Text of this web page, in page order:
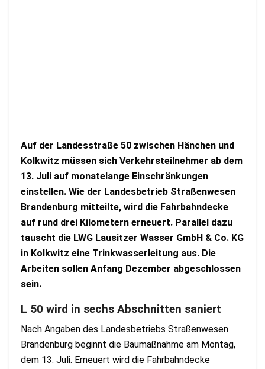
Auf der Landesstraße 50 zwischen Hänchen und
Kolkwitz müssen sich Verkehrsteilnehmer ab dem
13. Juli auf monatelange Einschränkungen
einstellen. Wie der Landesbetrieb Straßenwesen
Brandenburg mitteilte, wird die Fahrbahndecke
auf rund drei Kilometern erneuert. Parallel dazu
tauscht die LWG Lausitzer Wasser GmbH & Co. KG
in Kolkwitz eine Trinkwasserleitung aus. Die
Arbeiten sollen Anfang Dezember abgeschlossen
sein.
L 50 wird in sechs Abschnitten saniert
Nach Angaben des Landesbetriebs Straßenwesen
Brandenburg beginnt die Baumaßnahme am Montag,
dem 13. Juli. Erneuert wird die Fahrbahndecke